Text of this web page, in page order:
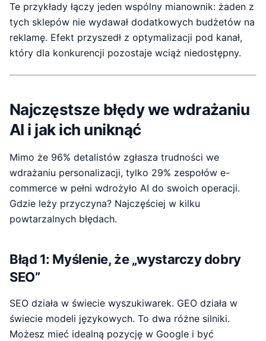
Te przykłady łączy jeden wspólny mianownik: żaden z
tych sklepów nie wydawał dodatkowych budżetów na
reklamę. Efekt przyszedł z optymalizacji pod kanał,
który dla konkurencji pozostaje wciąż niedostępny.
Najczęstsze błędy we wdrażaniu
AI i jak ich uniknąć
Mimo że 96% detalistów zgłasza trudności we
wdrażaniu personalizacji, tylko 29% zespołów e-
commerce w pełni wdrożyło AI do swoich operacji.
Gdzie leży przyczyna? Najczęściej w kilku
powtarzalnych błędach.
Błąd 1: Myślenie, że „wystarczy dobry
SEO”
SEO działa w świecie wyszukiwarek. GEO działa w
świecie modeli językowych. To dwa różne silniki.
Możesz mieć idealną pozycję w Google i być